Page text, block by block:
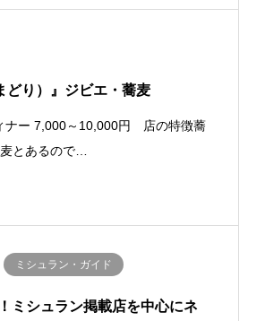
どり）』ジビエ・蕎麦
ナー 7,000～10,000円 店の特徴蕎
とあるので…
ミシュラン・ガイド
ミシュラン掲載店を中心にネ